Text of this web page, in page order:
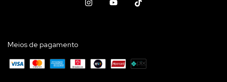
Meios de pagamento